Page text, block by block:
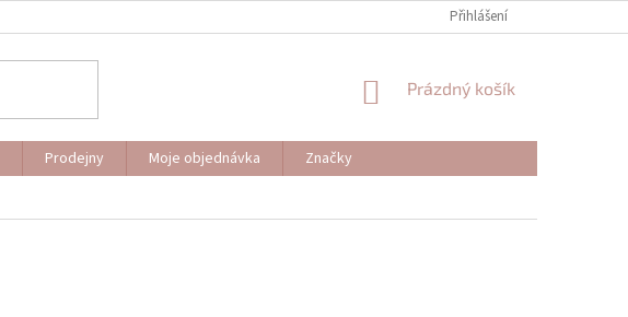
Přihlášení
NÁKUPNÍ
Prázdný košík
Prodejny Moje objednávka
Značky